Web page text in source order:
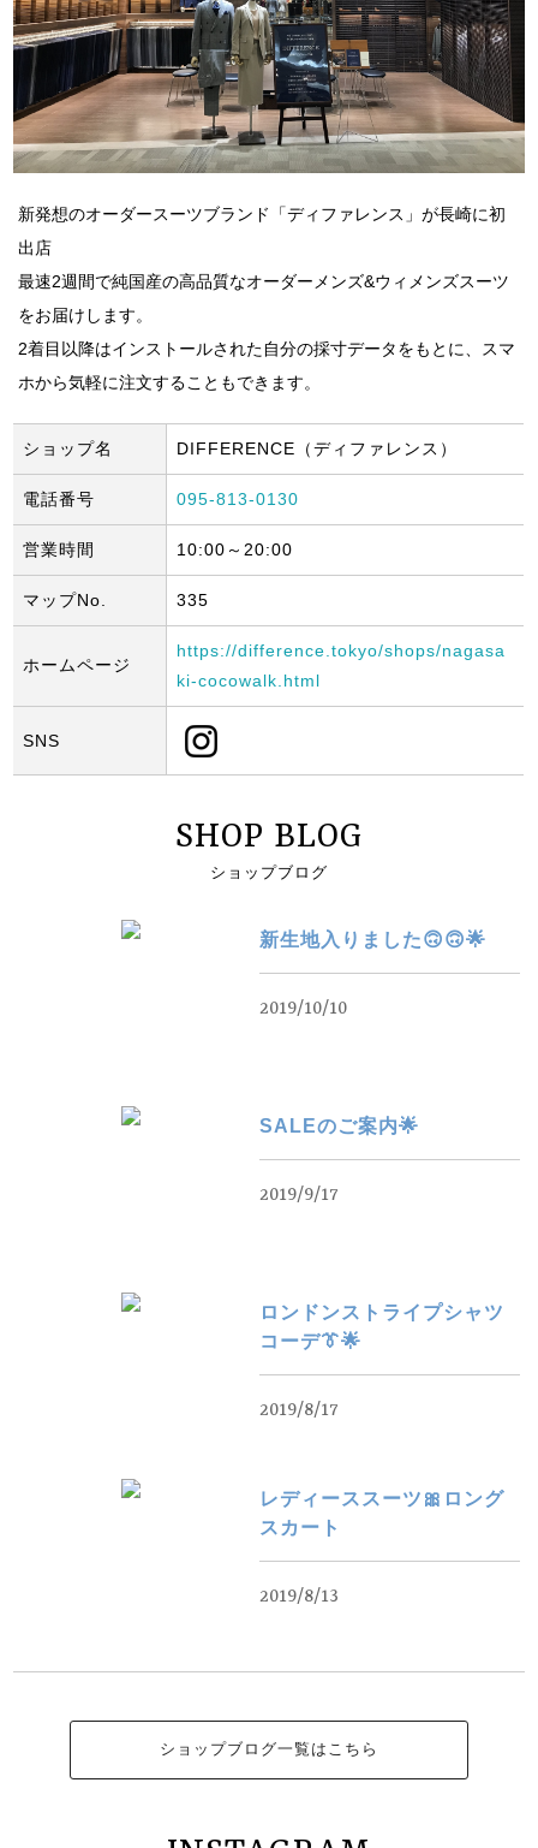
新発想のオーダースーツブランド「ディファレンス」が長崎に初
出店
最速2週間で純国産の高品質なオーダーメンズ&ウィメンズスーツ
をお届けします。
2着目以降はインストールされた自分の採寸データをもとに、スマ
ホから気軽に注文することもできます。
ショップ名 DIFFERENCE（ディファレンス）
電話番号 095-813-0130
営業時間 10:00～20:00
マップNo. 335
ホームページ
https://difference.tokyo/shops/nagasa
ki-cocowalk.html
SNS
SHOP BLOG
ショップブログ
新生地入りました🙃🙃🌟
2019/10/10
SALEのご案内🌟
2019/9/17
ロンドンストライプシャツ
コーデ👔🌟
2019/8/17
レディーススーツ🎀ロング
スカート
2019/8/13
ショップブログ一覧はこちら